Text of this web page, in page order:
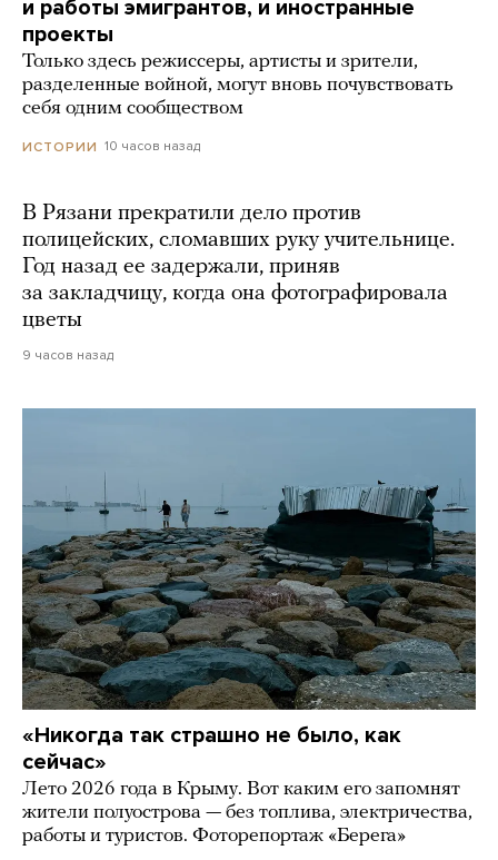
и работы эмигрантов, и иностранные
проекты
Только здесь режиссеры, артисты и зрители,
разделенные войной, могут вновь почувствовать
себя одним сообществом
ИСТОРИИ 10 часов назад
В Рязани прекратили дело против
полицейских, сломавших руку учительнице.
Год назад ее задержали, приняв
за закладчицу, когда она фотографировала
цветы
9 часов назад
«Никогда так страшно не было, как
сейчас»
Лето 2026 года в Крыму. Вот каким его запомнят
жители полуострова — без топлива, электричества,
работы и туристов. Фоторепортаж «Берега»